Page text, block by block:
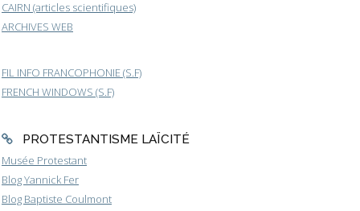
CAIRN (articles scientifiques)
ARCHIVES WEB
FIL INFO FRANCOPHONIE (S.F)
FRENCH WINDOWS (S.F)
PROTESTANTISME LAÏCITÉ
Musée Protestant
Blog Yannick Fer
Blog Baptiste Coulmont